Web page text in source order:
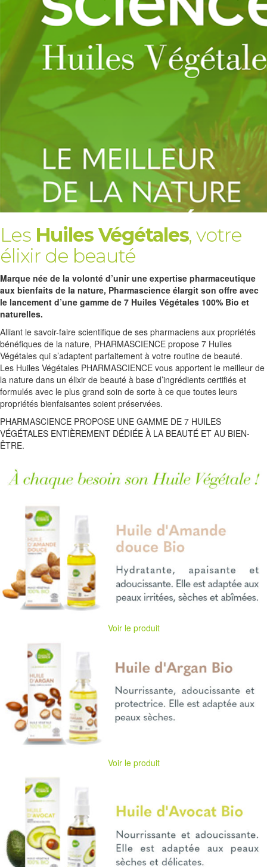
Les Huiles Végétales, votre
élixir de beauté
Marque née de la volonté d’unir une expertise pharmaceutique
aux bienfaits de la nature, Pharmascience élargit son offre avec
le lancement d’une gamme de 7 Huiles Végétales 100% Bio et
naturelles.
Alliant le savoir-faire scientifique de ses pharmaciens aux propriétés
bénéfiques de la nature, PHARMASCIENCE propose 7 Huiles
Végétales qui s’adaptent parfaitement à votre routine de beauté.
Les Huiles Végétales PHARMASCIENCE vous apportent le meilleur de
la nature dans un élixir de beauté à base d’ingrédients certifiés et
formulés avec le plus grand soin de sorte à ce que toutes leurs
propriétés bienfaisantes soient préservées.
PHARMASCIENCE PROPOSE UNE GAMME DE 7 HUILES
VÉGÉTALES ENTIÈREMENT DÉDIÉE À LA BEAUTÉ ET AU BIEN-
ÊTRE.
Voir le produit
Voir le produit